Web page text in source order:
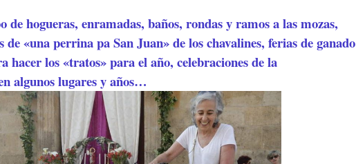
de hogueras, enramadas, baños, rondas y ramos a las mozas,
«una perrina pa San Juan» de los chavalines, ferias de ganado
hacer los «tratos» para el año, celebraciones de la
algunos lugares y años…